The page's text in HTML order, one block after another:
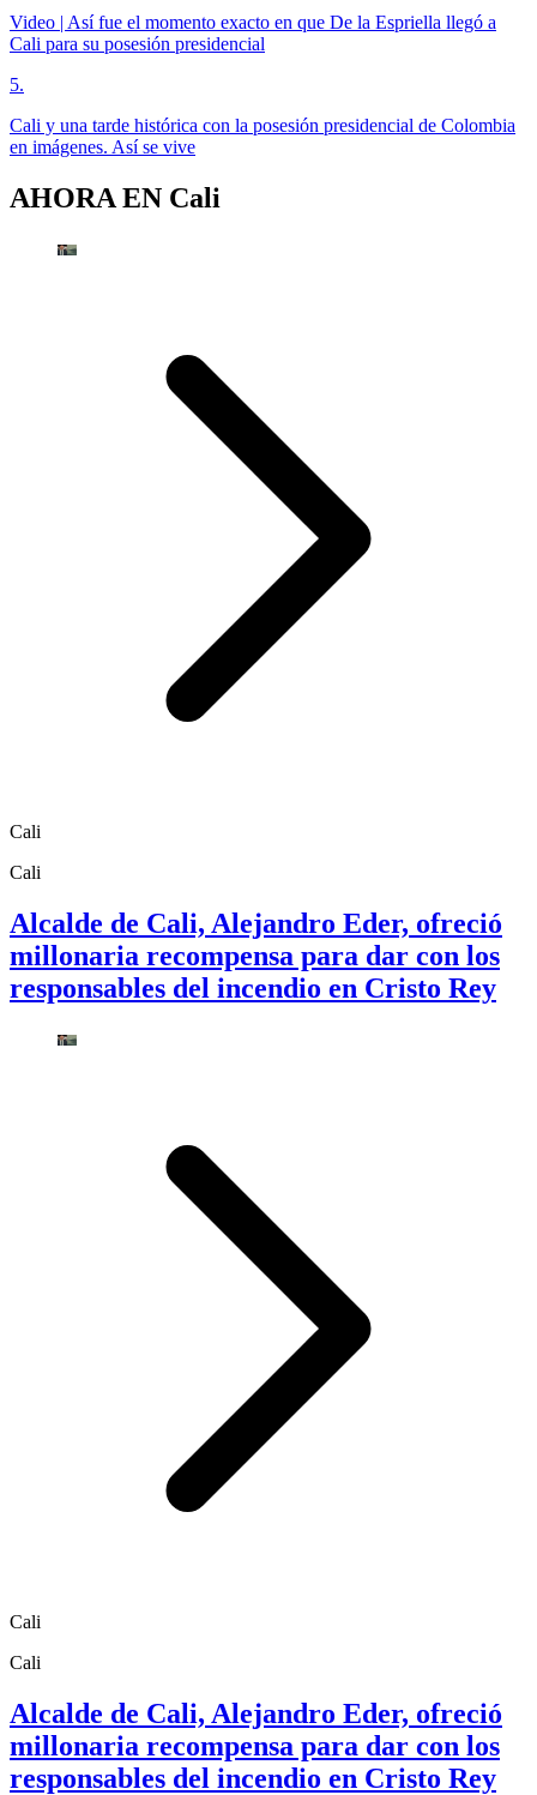
Video | Así fue el momento exacto en que De la Espriella llegó a
Cali para su posesión presidencial
5.
Cali y una tarde histórica con la posesión presidencial de Colombia
en imágenes. Así se vive
AHORA EN Cali
Cali
Cali
Alcalde de Cali, Alejandro Eder, ofreció
millonaria recompensa para dar con los
responsables del incendio en Cristo Rey
Cali
Cali
Alcalde de Cali, Alejandro Eder, ofreció
millonaria recompensa para dar con los
responsables del incendio en Cristo Rey